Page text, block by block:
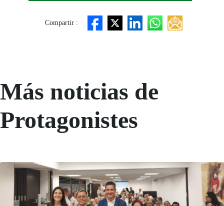
Compartir :
Más noticias de
Protagonistes